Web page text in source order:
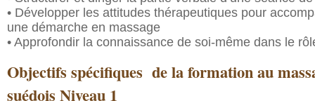
• Développer les attitudes thérapeutiques pour
une démarche en massage
• Approfondir la connaissance de soi-même dans le
Objectifs spécifiques de la formation au
suédois Niveau 1